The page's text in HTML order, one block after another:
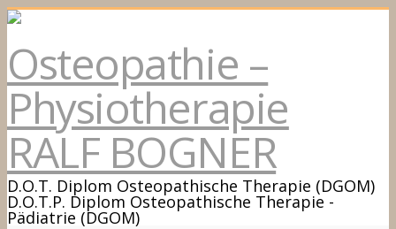
Osteopathie –
Physiotherapie
RALF BOGNER
D.O.T. Diplom Osteopathische Therapie (DGOM)
D.O.T.P. Diplom Osteopathische Therapie -
Pädiatrie (DGOM)